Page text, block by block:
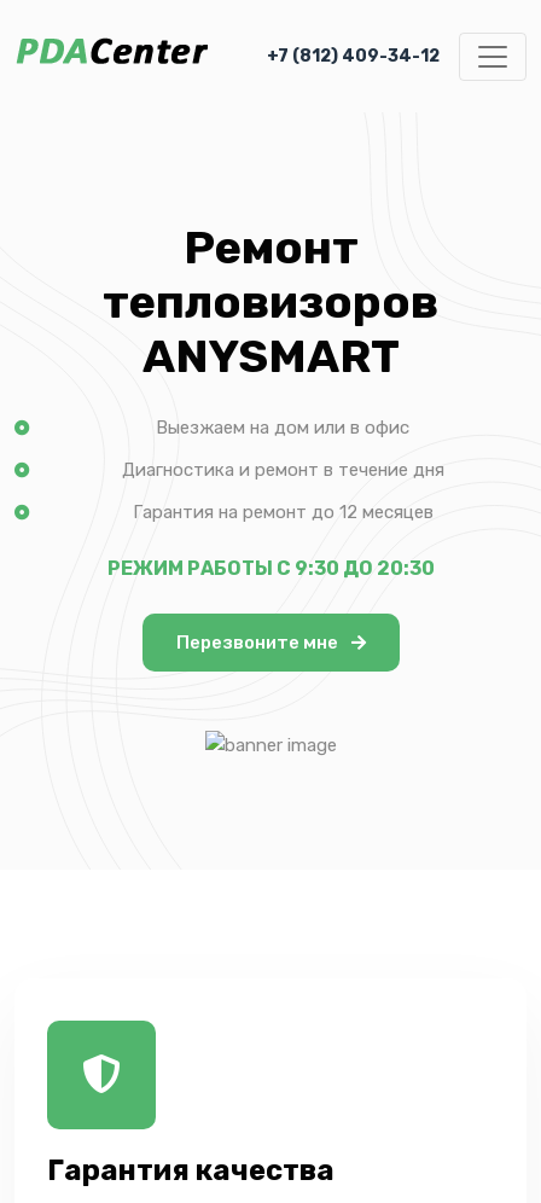
+7 (812) 409-34-12
Ремонт
тепловизоров
ANYSMART
Выезжаем на дом или в офис
Диагностика и ремонт в течение дня
Гарантия на ремонт до 12 месяцев
РЕЖИМ РАБОТЫ С 9:30 ДО 20:30
Перезвоните мне
Гарантия качества